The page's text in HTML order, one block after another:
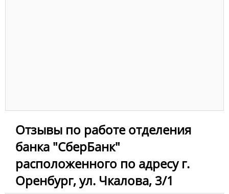
Отзывы по работе отделения
банка "СберБанк"
расположенного по адресу г.
Оренбург, ул. Чкалова, 3/1